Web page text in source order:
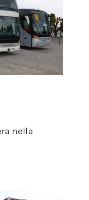
nella